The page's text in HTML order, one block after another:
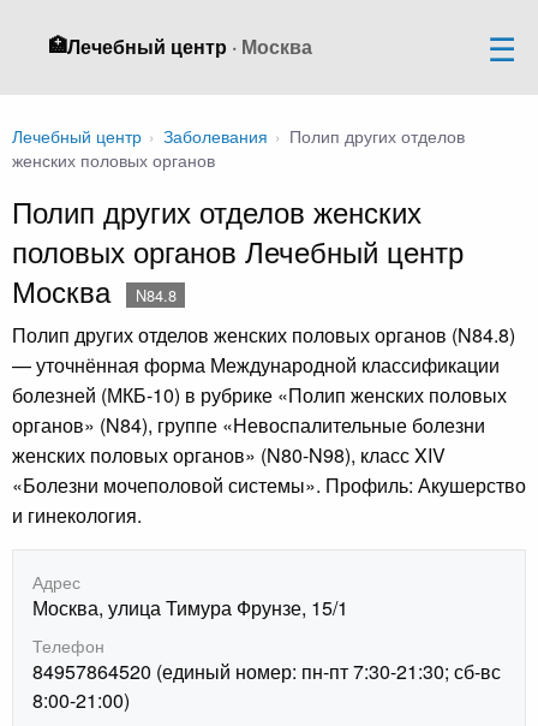
🏥Лечебный центр · Москва
Лечебный центр › Заболевания › Полип других отделов
женских половых органов
Полип других отделов женских
половых органов Лечебный центр
Москва
N84.8
Полип других отделов женских половых органов (N84.8)
— уточнённая форма Международной классификации
болезней (МКБ-10) в рубрике «Полип женских половых
органов» (N84), группе «Невоспалительные болезни
женских половых органов» (N80-N98), класс XIV
«Болезни мочеполовой системы». Профиль: Акушерство
и гинекология.
Адрес
Москва, улица Тимура Фрунзе, 15/1
Телефон
84957864520 (единый номер: пн-пт 7:30-21:30; сб-вс
8:00-21:00)